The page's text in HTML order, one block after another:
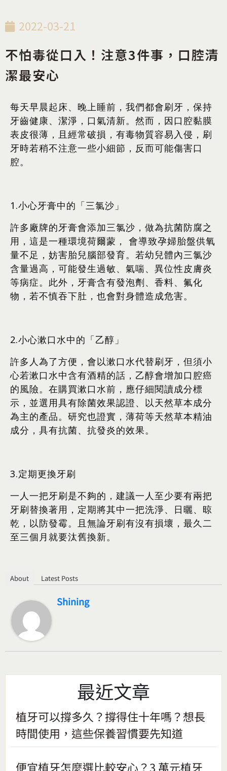
2022-03-21
不怕毒從口入！注意3件事，口腔清
潔最安心
每天早晨起床、晚上睡前，我們都會刷牙，保持
牙齒健康、潔淨，口氣清新。然而，因口腔黏膜
表皮很薄，且經常破損，有毒物質容易入侵，刷
牙時若稍不注意一些小細節，反而可能傷害口
腔。
1.小心牙膏中的「三氯沙」
許多廠牌的牙膏會添加三氯沙，做為抗菌防腐之
用，這是一種環境荷爾蒙， 會導致孕婦胎盤供氧
量不足，妨害胎兒腦部發育。若幼兒體內三氯沙
含量過高，可能發生過敏、氣喘、異位性皮膚炎
等病症。此外，牙膏含有發泡劑、香料、氟化
物，若不慎吞下肚，也會對身體造成危害。
2.小心漱口水中的「乙醇」
許多人為了方便，會以漱口水代替刷牙，但須小
心若漱口水中含有酒精的話，乙醇會增加口腔癌
的風險。在購買漱口水前，應仔細閱讀成分標
示，並選用具有除菌效果認證、以天然草本成分
為主的產品。研究也證實，薄荷等天然草本精油
成分，具有抗菌、抗發炎的效果。
3.定期更換牙刷
一人一把牙刷是不夠的，建議一人至少要有兩把
牙刷替換著用，定期將其中一把洗淨、日曬、晾
乾，以防發霉。且無論牙刷有沒有損壞，最久二
至三個月就要汰舊換新。
About Latest Posts
Shining
最近文章
植牙可以撐多久？撐得住十年嗎？想長
時間使用，這些保養習慣要先知道
便宜植牙怎麼選比較安心？3 萬元植牙